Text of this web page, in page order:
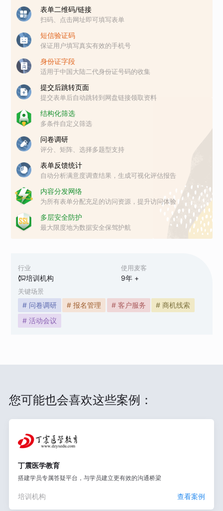
行业
培训机构
使用麦客
9年 +
关键场景
# 问卷调研 # 报名管理 # 客户服务
# 商机线索
# 活动会议
表单二维码/链接
扫码、点击网址即可填写表单
短信验证码
保证用户填写真实有效的手机号
身份证字段
适用于中国大陆二代身份证号码的收集
提交后跳转页面
提交表单后自动跳转到网盘链接领取资料
结构化筛选
多条件自定义筛选
问卷调研
评分、矩阵、选择多题型支持
表单反馈统计
自动分析满意度调查结果，生成可视化评估报告
内容分发网络
为所有表单分配充足的访问资源，提升访问体验
多层安全防护
最大限度地为数据安全保驾护航
您可能也会喜欢这些案例：
丁震医学教育
搭建学员专属答疑平台，与学员建立更有效的沟通桥梁
培训机构 查看案例